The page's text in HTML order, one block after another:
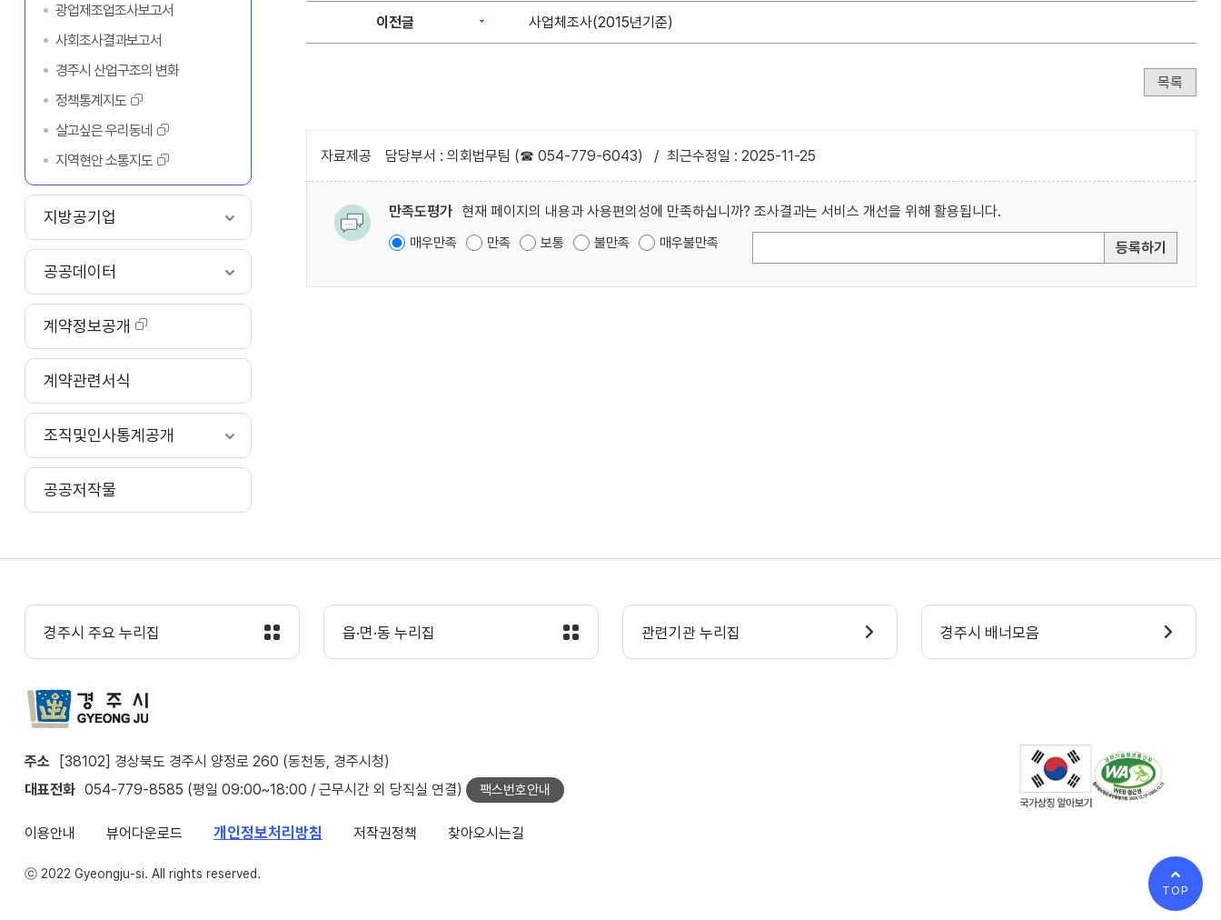
광업제조업조사보고서
사회조사결과보고서
경주시 산업구조의 변화
정책통계지도
살고싶은 우리동네
지역현안 소통지도
지방공기업
공공데이터
계약정보공개
계약관련서식
조직및인사통계공개
공공저작물
이전글 사업체조사(2015년기준)
목록
자료제공 담당부서 : 의회법무팀 (☎ 054-779-6043) / 최근수정일 : 2025-11-25
만족도평가 현재 페이지의 내용과 사용편의성에 만족하십니까? 조사결과는 서비스 개선을 위해 활용됩니다.
매우만족 만족 보통 불만족 매우불만족 등록하기
경주시 주요 누리집 읍·면·동 누리집 관련기관 누리집 경주시 배너모음
주소
[38102] 경상북도 경주시 양정로 260 (동천동, 경주시청)
대표전화 054-779-8585 (평일 09:00~18:00 / 근무시간 외 당직실 연결) 팩스번호안내
이용안내 뷰어다운로드 개인정보처리방침 저작권정책 찾아오시는길
ⓒ 2022 Gyeongju-si. All rights reserved.
TOP